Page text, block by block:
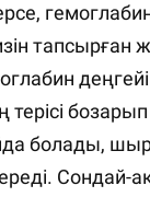
тапсырған
бозарып
болады,
Сондай-